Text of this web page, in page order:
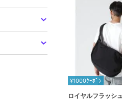
¥1000ｸｰﾎﾟﾝ
ロイヤルフラッシュ